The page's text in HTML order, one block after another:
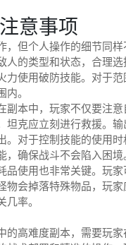
意事项
，但个人操作的细节同
人的类型和状态，合理
力使用破防技能。对于
。
副本中，玩家不仅要注
坦克应立刻进行救援。
。对于控制技能的使用
确保战斗不会陷入困境
品使用也非常关键。玩
物会掉落特殊物品，玩
率。
的高难度副本，需要玩